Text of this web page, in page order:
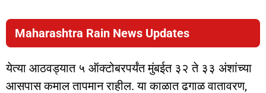
Maharashtra Rain News Updates
येत्या आठवड्यात ५ ऑक्टोबरपर्यंत मुंबईत ३२ ते ३३ अंशांच्या
आसपास कमाल तापमान राहील. या काळात ढगाळ वातावरण,